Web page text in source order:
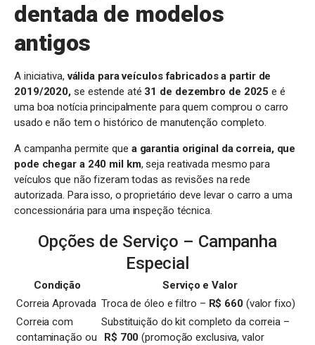
dentada de modelos
antigos
A iniciativa,válida para veículos fabricados a partir de
2019/2020, se estende até 31 de dezembro de 2025 e é
uma boa notícia principalmente para quem comprou o carro
usado e não tem o histórico de manutenção completo.
A campanha permite que a garantia original da correia, que
pode chegar a 240 mil km, seja reativada mesmo para
veículos que não fizeram todas as revisões na rede
autorizada. Para isso, o proprietário deve levar o carro a uma
concessionária para uma inspeção técnica.
Opções de Serviço – Campanha
Especial
Condição
Serviço e Valor
Correia Aprovada Troca de óleo e filtro – R$ 660(valor fixo)
Correia com
contaminação ou
Substituição do kit completo da correia –
R$ 700 (promoção exclusiva, valor